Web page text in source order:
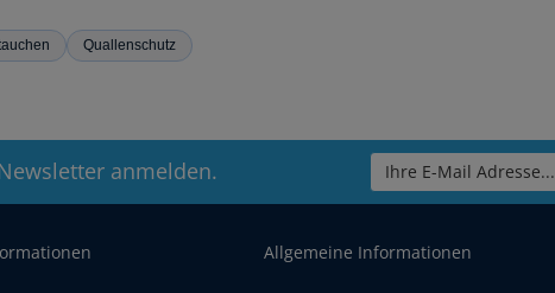
Quallenschutz
anmelden. Ihre E-Mail Adresse...
Allgemeine Informationen